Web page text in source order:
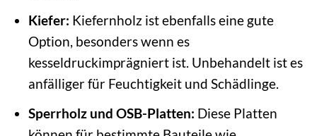
Kiefer: Kiefernholz ist ebenfalls eine gute
Option, besonders wenn es
kesseldruckimprägniert ist. Unbehandelt ist es
anfälliger für Feuchtigkeit und Schädlinge.
Sperrholz und OSB-Platten: Diese Platten